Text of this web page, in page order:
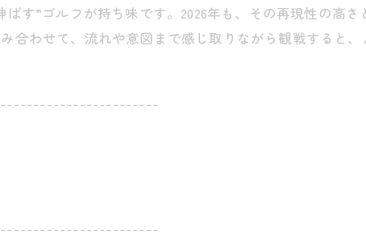
す”ゴルフが持ち味です。2026年も、その再現性の高
合わせて、流れや意図まで感じ取りながら観戦すると、